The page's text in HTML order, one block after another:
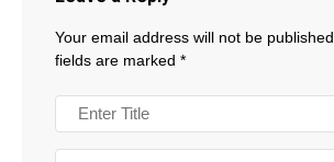
Your email address will not be published.
fields are marked *